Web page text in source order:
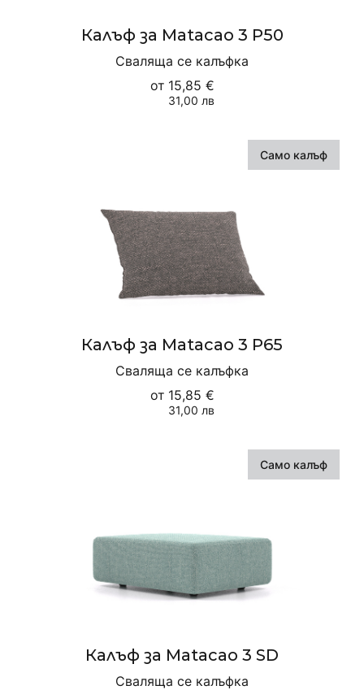
Калъф за Matacao 3 P50
Сваляща се калъфка
от 15,85 €
31,00 лв
Само калъф
Калъф за Matacao 3 P65
Сваляща се калъфка
от 15,85 €
31,00 лв
Само калъф
Калъф за Matacao 3 SD
Сваляща се калъфка